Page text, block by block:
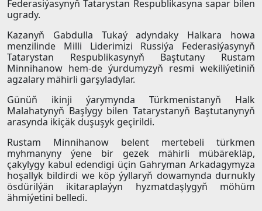
Federasiýasynyň Tatarystan Respublikasyna sapar bilen
ugrady.
Kazanyň Gabdulla Tukaý adyndaky Halkara howa
menzilinde Milli Liderimizi Russiýa Federasiýasynyň
Tatarystan Respublikasynyň Baştutany Rustam
Minnihanow hem-de ýurdumyzyň resmi wekiliýetiniň
agzalary mähirli garşyladylar.
Günüň ikinji ýarymynda Türkmenistanyň Halk
Malahatynyň Başlygy bilen Tatarystanyň Baştutanynyň
arasynda ikiçäk duşuşyk geçirildi.
Rustam Minnihanow belent mertebeli türkmen
myhmanyny ýene bir gezek mähirli mübärekläp,
çakylygy kabul edendigi üçin Gahryman Arkadagymyza
hoşallyk bildirdi we köp ýyllaryň dowamynda durnukly
ösdürilýän ikitaraplaýyn hyzmatdaşlygyň möhüm
ähmiýetini belledi.